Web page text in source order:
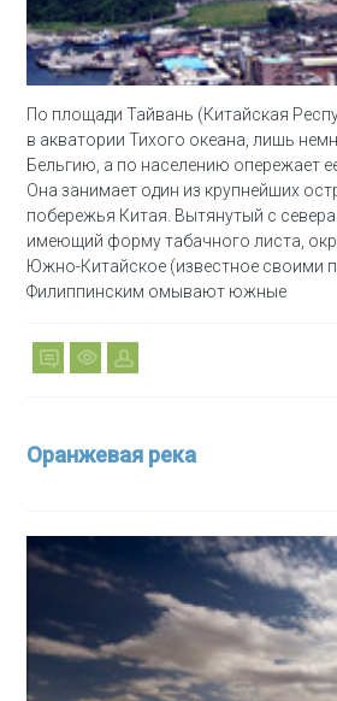
По площади Тайвань (Китайская
в акватории Тихого океана, лишь
Бельгию, а по населению опережает
Она занимает один из крупнейших
побережья Китая. Вытянутый с
имеющий форму табачного листа,
Южно-Китайское (известное своими
Филиппинским омывают южные
Оранжевая река